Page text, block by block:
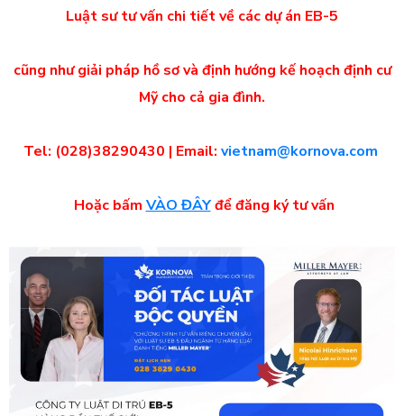
Luật sư tư vấn chi tiết về các dự án EB-5
cũng nhưgiải pháp hồ sơvà định hướng kế hoạch định cư
Mỹ cho cả gia đình.
Tel: (028)38290430 | Email: vietnam@kornova.com
Hoặc bấm VÀO ĐÂYđể đăng ký tư vấn